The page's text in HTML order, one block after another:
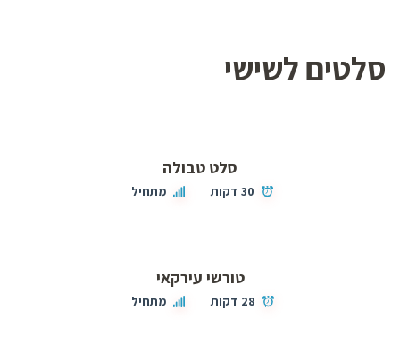
סלטים לשישי
סלט טבולה
30 דקות מתחיל
טורשי עירקאי
28 דקות מתחיל